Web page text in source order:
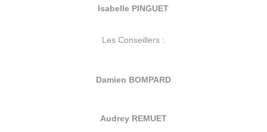
Isabelle PINGUET
Les Conseillers :
Damien BOMPARD
Audrey REMUET